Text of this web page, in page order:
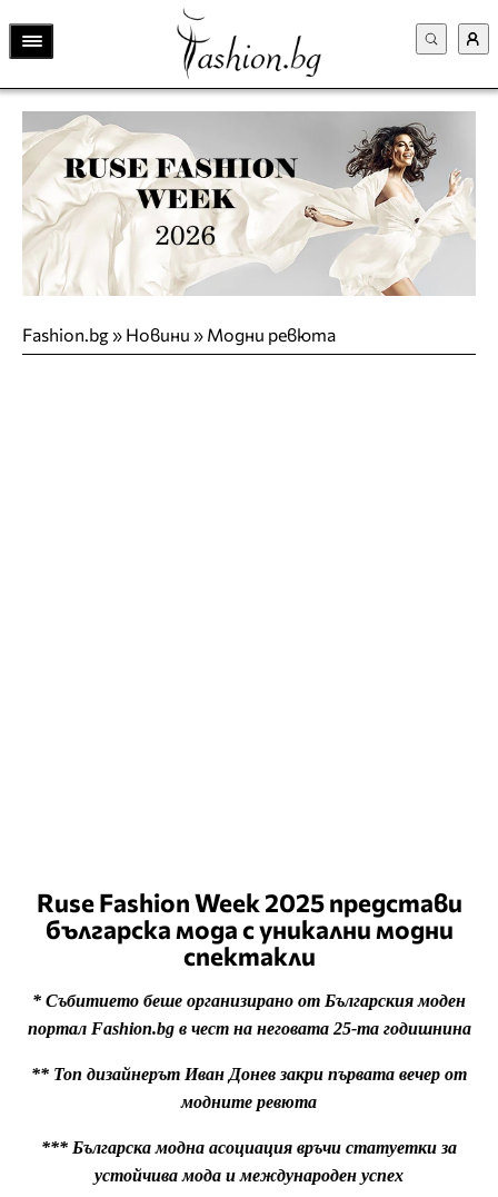
Fashion.bg» Новини » Модни ревюта
Ruse Fashion Week 2025 представи
българска мода с уникални модни
спектакли
* Събитието беше организирано от Българския моден
портал Fashion.bg в чест на неговата 25-та годишнина
** Топ дизайнерът Иван Донев закри първата вечер от
модните ревюта
*** Българска модна асоциация връчи статуетки за
устойчива мода и международен успех